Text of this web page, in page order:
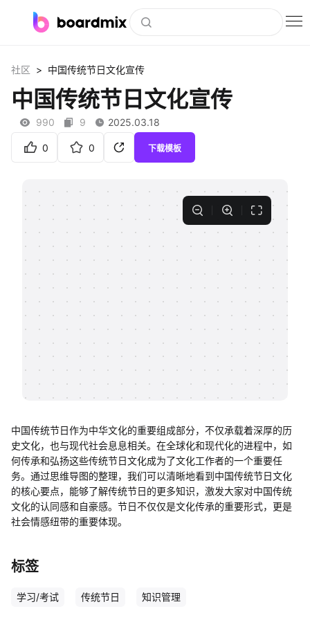
社区资源
下载
私有化部署
客户案例
支持
帮助中心
知识分享社区
社区 > 中国传统节日文化宣传
中国传统节日文化宣传
990 9 2025.03.18
0 0 下载模板
中国传统节日作为中华文化的重要组成部分，不仅承载着深厚的历
史文化，也与现代社会息息相关。在全球化和现代化的进程中，如
何传承和弘扬这些传统节日文化成为了文化工作者的一个重要任
务。通过思维导图的整理，我们可以清晰地看到中国传统节日文化
的核心要点，能够了解传统节日的更多知识，激发大家对中国传统
文化的认同感和自豪感。节日不仅仅是文化传承的重要形式，更是
社会情感纽带的重要体现。
标签
学习/考试 传统节日 知识管理